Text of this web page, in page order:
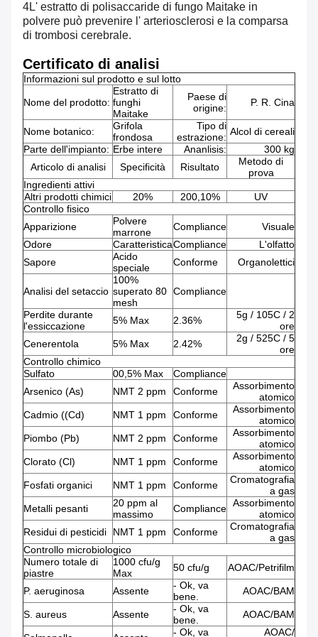
4L' estratto di polisaccaride di fungo Maitake in
polvere può prevenire l' arteriosclerosi e la comparsa
di trombosi cerebrale.
Certificato di analisi
Informazioni sul prodotto e sul lotto
Nome del prodotto:
Estratto di
funghi
Maitake
Paese di
origine:
P. R. Cina
Nome botanico:
Grifola
frondosa
Tipo di
estrazione: Alcol di cereali
Parte dell'impianto: Erbe intere Ananlisis:
300 kg
Articolo di analisi
Specificità Risultato
Metodo di
prova
Ingredienti attivi
Altri prodotti chimici
20% 200,10%
UV
Controllo fisico
Apparizione
Polvere
marrone
Compliance
Visuale
Odore
CaratteristicaCompliance
L'olfatto
Sapore
Acido
speciale
Conforme Organolettici
Analisi del setaccio
100%
superato 80
mesh
Compliance
Perdite durante
l'essiccazione
5% Max 2.36%
5g / 105C / 2
ore
Cenerentola
5% Max 2.42%
2g / 525C / 5
ore
Controllo chimico
Sulfato
00,5% Max
Compliance
Arsenico (As)
NMT 2 ppm Conforme
Assorbimento
atomico
Cadmio ((Cd)
NMT 1 ppm Conforme
Assorbimento
atomico
Piombo (Pb)
NMT 2 ppm Conforme
Assorbimento
atomico
Clorato (Cl)
NMT 1 ppm Conforme
Assorbimento
atomico
Fosfati organici
NMT 1 ppm Conforme
Cromatografia
a gas
Metalli pesanti
20 ppm al
massimo
Compliance Assorbimento
atomico
Residui di pesticidi
NMT 1 ppm Conforme
Cromatografia
a gas
Controllo microbiologico
Numero totale di
piastre
1000 cfu/g
Max
50 cfu/g AOAC/Petrifilm
P. aeruginosa Assente
- Ok, va
bene.
AOAC/BAM
S. aureus Assente
- Ok, va
bene.
AOAC/BAM
- Ok, va AOAC/